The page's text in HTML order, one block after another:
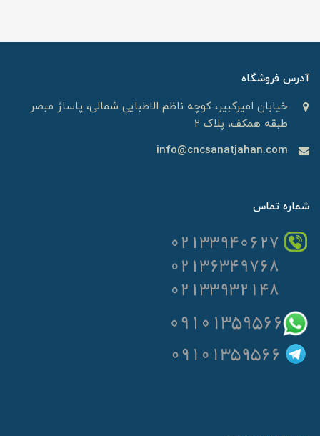
آدرس فروشگاه
خیابان امیرکبیر، کوچه ناظم الاطبایی شمالی، پاساژ مبصر
طبقه همکف، پلاک 2
info@cncsanatjahan.com
شماره تماس